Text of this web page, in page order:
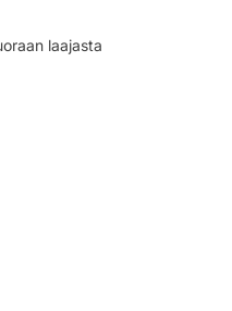
laajasta